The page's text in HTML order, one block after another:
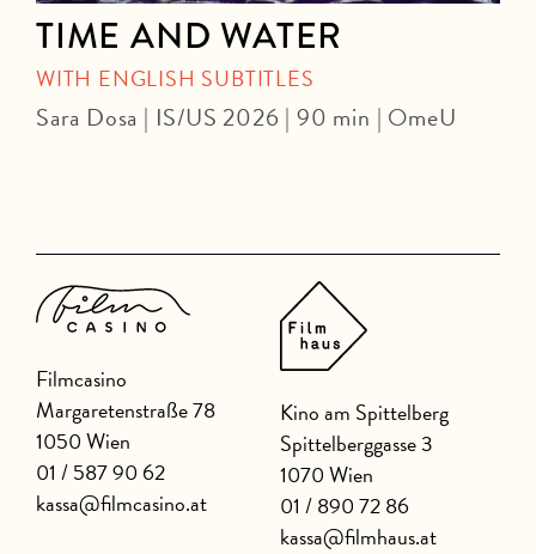
TIME AND WATER
WITH ENGLISH SUBTITLES
Sara Dosa | IS/US 2026 | 90 min | OmeU
Filmcasino
Margaretenstraße 78
1050 Wien
01 / 587 90 62
kassa@filmcasino.at
Kino am Spittelberg
Spittelberggasse 3
1070 Wien
01 / 890 72 86
kassa@filmhaus.at